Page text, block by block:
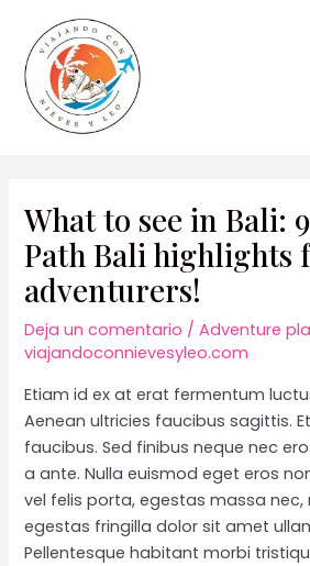
contenido
What to see in Bali:
Path Bali highlights
adventurers!
Deja un comentario /Adventure
viajandoconnievesyleo.com
Etiam id ex at erat fermentum
Aenean ultricies faucibus sagittis.
faucibus. Sed finibus neque nec
a ante. Nulla euismod eget eros
vel felis porta, egestas massa nec,
egestas fringilla dolor sit amet
Pellentesque habitant morbi